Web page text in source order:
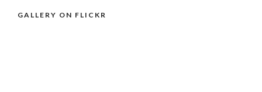
GALLERY ON FLICKR